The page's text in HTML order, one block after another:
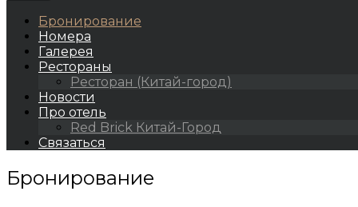
Бронирование
Номера
Галерея
Рестораны
Ресторан (Китай-город)
Новости
Про отель
Red Brick Китай-Город
Связаться
Бронирование